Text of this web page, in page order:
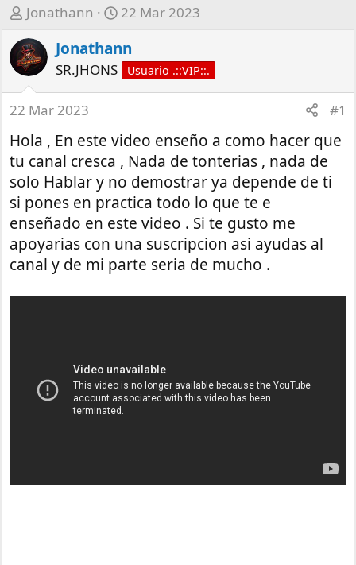
A
t
o
r
Jonathann
F
c
h
a
e
i
n
i
i
o
22 Mar 2023
Jonathann
SR.JHONS Usuario .::VIP::.
22 Mar 2023 #1
Hola , En este video enseño a como hacer que
tu canal cresca , Nada de tonterias , nada de
solo Hablar y no demostrar ya depende de ti
si pones en practica todo lo que te e
enseñado en este video . Si te gusto me
apoyarias con una suscripcion asi ayudas al
canal y de mi parte seria de mucho .